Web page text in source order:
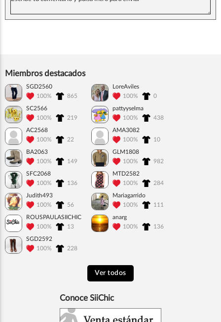
Miembros destacados
SGD2560
100%
865
LoreAviles
100%
0
SC2566
100%
219
pattyyselma
100%
438
AC2568
100%
22
AMA3082
100%
10
BA2063
100%
149
GLM1808
100%
982
SFC2068
100%
136
MTD2582
100%
284
Judith493
100%
56
Mariagarrido
100%
111
ROUSPAULASIICHIC
100%
13
anarg
100%
136
SGD2592
100%
228
Ver todos
Conoce SiiChic